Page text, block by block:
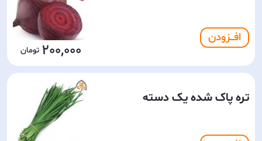
افـــزودن
200,000
تره پاک شده یک دسته